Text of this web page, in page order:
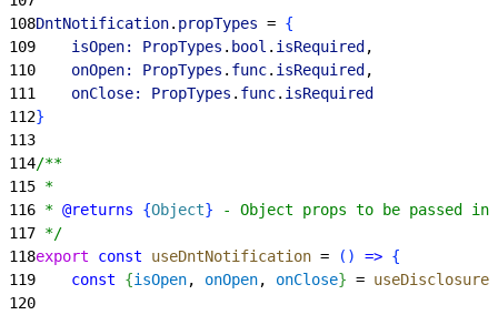
108DntNotification. propTypes = {
109
    isOpen:
PropTypes . bool . isRequired ,
110
    onOpen:
PropTypes . func. isRequired ,
111
    onClose:
PropTypes . func. isRequired
112}
113
114/**
115 *
116 * @returns {Object} - Object props to be passed
117 */
118export const useDntNotification = ( ) => {
119
    const
{isOpen, onOpen, onClose} = useDisclosure
120